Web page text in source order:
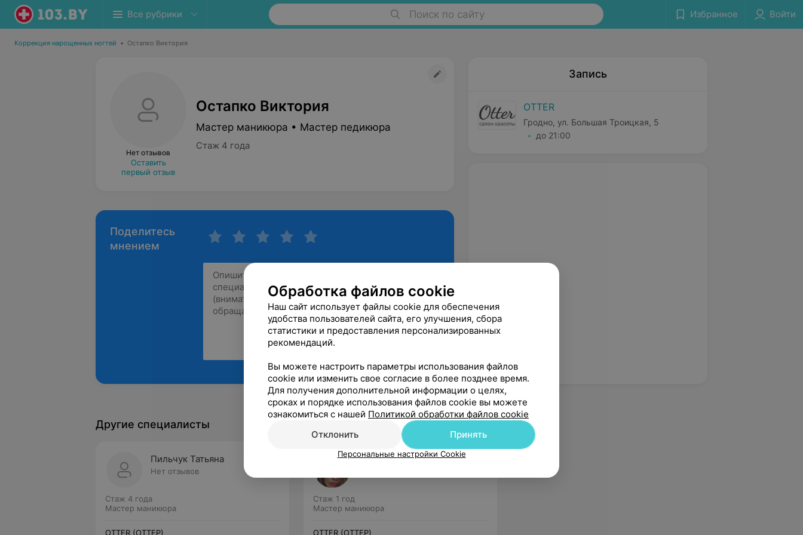
Все рубрики Поиск по сайту Избранное Войти
Коррекция нарощенных ногтей • Остапко Виктория
Нет отзывов
Оставить
первый отзыв
Остапко Виктория
Мастер маникюра • Мастер педикюра
Стаж 4 года
Поделитесь
мнением
Запись
OTTER
Гродно, ул. Большая Троицкая, 5
до 21:00
Другие специалисты
Пильчук Татьяна
Нет отзывов
Стаж 4 года
Мастер маникюра
OTTER (ОТТЕР)
Богуш Валерия
Стаж 1 год
Мастер маникюра
OTTER (ОТТЕР)
Обработка файлов cookie
Наш сайт использует файлы cookie для обеспечения
удобства пользователей сайта, его улучшения, сбора
статистики и предоставления персонализированных
рекомендаций.
Вы можете настроить параметры использования файлов
cookie или изменить свое согласие в более позднее время.
Для получения дополнительной информации о целях,
сроках и порядке использования файлов cookie вы можете
ознакомиться с нашей Политикой обработки файлов cookie
Отклонить
Принять
Персональные настройки Cookie